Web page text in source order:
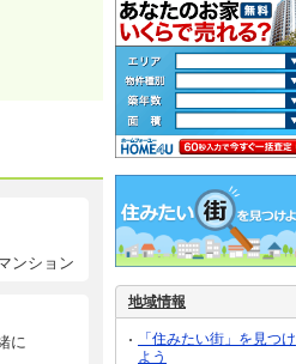
ンション
に
地域情報
「住みたい街」を見つけ
よう